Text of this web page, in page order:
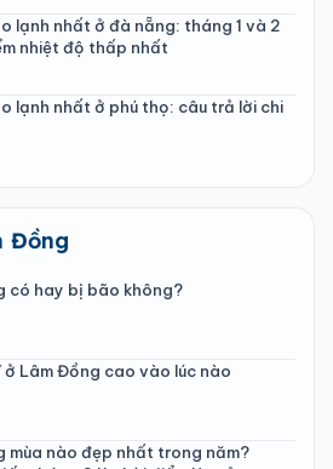
lạnh nhất ở đà nẵng: tháng 1 và 2
nhiệt độ thấp nhất
lạnh nhất ở phú thọ: câu trả lời chi
Đồng
có hay bị bão không?
ở Lâm Đồng cao vào lúc nào
mùa nào đẹp nhất trong năm?